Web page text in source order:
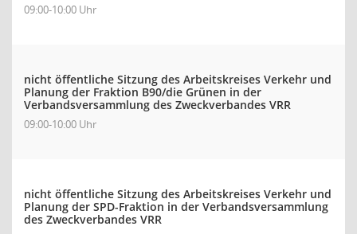
09:00-10:00 Uhr
nicht öffentliche Sitzung des Arbeitskreises Verkehr und
Planung der Fraktion B90/die Grünen in der
Verbandsversammlung des Zweckverbandes VRR
09:00-10:00 Uhr
nicht öffentliche Sitzung des Arbeitskreises Verkehr und
Planung der SPD-Fraktion in der Verbandsversammlung
des Zweckverbandes VRR